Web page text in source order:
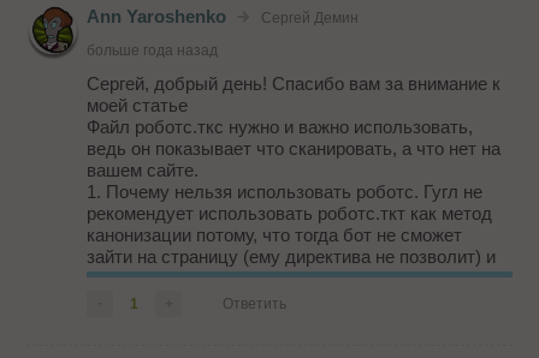
Ann Yaroshenko
Сергей Демин
больше года назад
Сергей, добрый день! Спасибо вам за внимание к
моей статье
Файл роботс.ткс нужно и важно использовать,
ведь он показывает что сканировать, а что нет на
вашем сайте.
1. Почему нельзя использовать роботс. Гугл не
рекомендует использовать роботс.ткт как метод
канонизации потому, что тогда бот не сможет
зайти на страницу (ему директива не позволит) и
не поймет как соотносятся страницы между
собой. Но! в SEO ничего не стоит говорить
1 Ответить